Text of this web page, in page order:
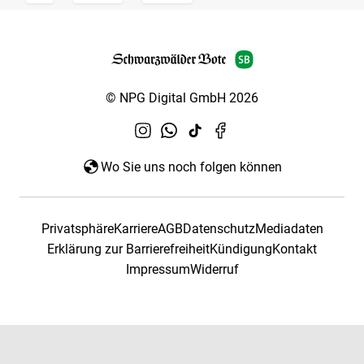
© NPG Digital GmbH 2026
Wo Sie uns noch folgen können
PrivatsphäreKarriereAGBDatenschutzMediadaten
Erklärung zur BarrierefreiheitKündigungKontakt
ImpressumWiderruf